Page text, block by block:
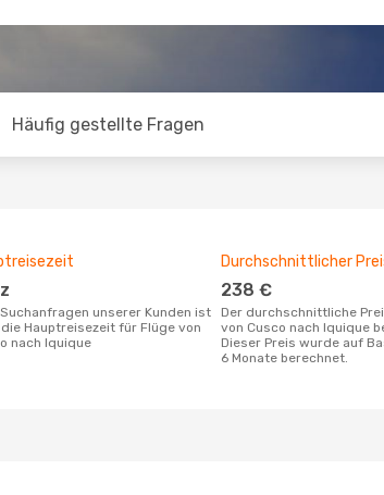
Häufig gestellte Fragen
die Hauptreisezeit für Flüge von
nach Iquique
Durchschnittlicher
238 €
Der durchschnittliche Preis für Flüge
von Cusco nach Iquique
Dieser Preis wurde auf
6 Monate berechnet.